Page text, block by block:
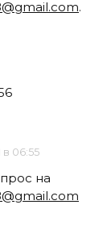
.
в 06:55
на